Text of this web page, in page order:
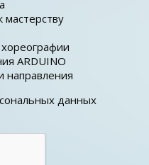
мастерству
ARDUINO
направления
данных